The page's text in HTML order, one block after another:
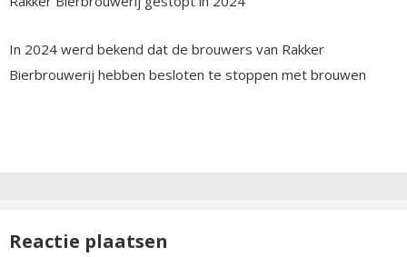
In 2024 werd bekend dat de brouwers van Rakker
Bierbrouwerij hebben besloten te stoppen met brouwen
Reactie plaatsen